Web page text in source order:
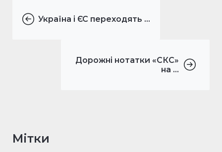
Україна і ЄС переходять ...
Дорожні нотатки «СКС»
на ...
Мітки